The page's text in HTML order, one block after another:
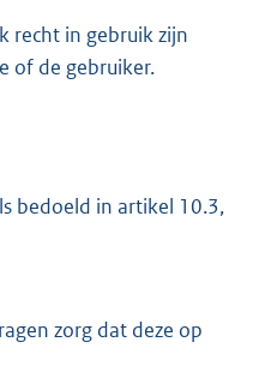
recht in gebruik zijn
of de gebruiker.
bedoeld in artikel 10.3,
zorg dat deze op